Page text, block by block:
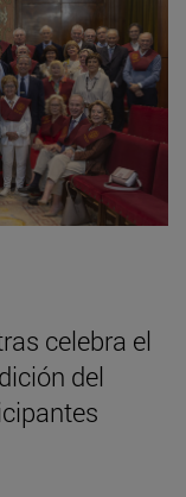
celebra el
del